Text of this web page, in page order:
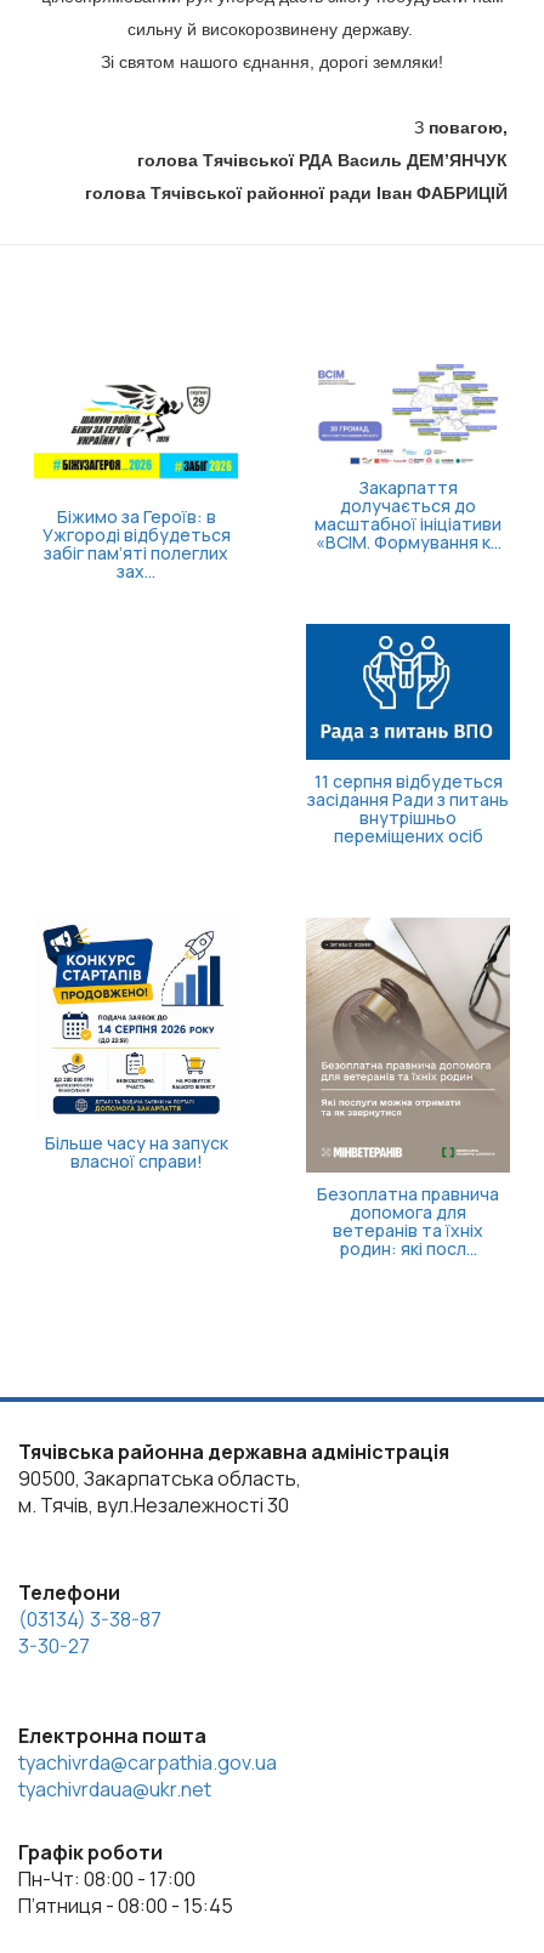
сильну й високорозвинену державу.
Зі святом нашого єднання, дорогі земляки!
З повагою,
голова Тячівської РДА Василь ДЕМ’ЯНЧУК
голова Тячівської районної ради Іван ФАБРИЦІЙ
Біжимо за Героїв: в
Ужгороді відбудеться
забіг пам’яті полеглих
зах...
Закарпаття
долучається до
масштабної ініціативи
«ВСІМ. Формування к...
11 серпня відбудеться
засідання Ради з питань
внутрішньо
переміщених осіб
Більше часу на запуск
власної справи!
Безоплатна правнича
допомога для
ветеранів та їхніх
родин: які посл...
Тячівська районна державна адміністрація
90500, Закарпатська область,
м. Тячів, вул.Незалежності 30
Телефони
(03134) 3-38-87
3-30-27
Електронна пошта
tyachivrda@carpathia.gov.ua
tyachivrdaua@ukr.net
Графік роботи
Пн-Чт: 08:00 - 17:00
П’ятниця - 08:00 - 15:45